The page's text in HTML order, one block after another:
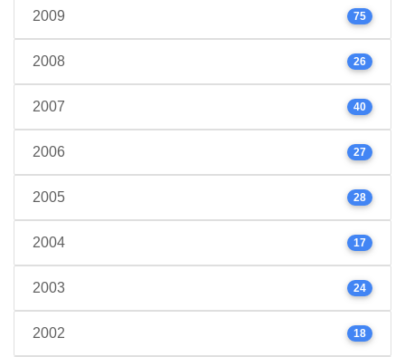
2009 75
2008 26
2007 40
2006 27
2005 28
2004 17
2003 24
2002 18